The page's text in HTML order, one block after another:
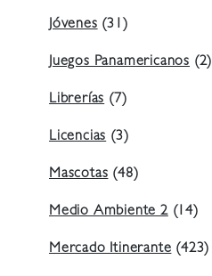
Jóvenes (31)
Juegos Panamericanos (2)
Librerías (7)
Licencias (3)
Mascotas (48)
Medio Ambiente 2(14)
Mercado Itinerante (423)